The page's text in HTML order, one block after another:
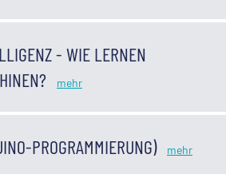
- WIE LERNEN
PROGRAMMIERUNG)